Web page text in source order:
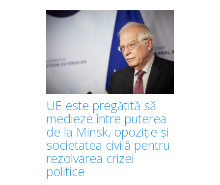
UE este pregătită să
medieze între puterea
de la Minsk, opoziție și
societatea civilă pentru
rezolvarea crizei
politice